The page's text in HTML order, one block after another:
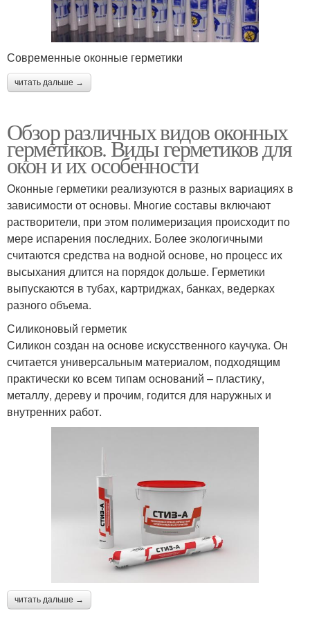
Современные оконные герметики
читать дальше →
Обзор различных видов оконных
герметиков. Виды герметиков для
окон и их особенности
Оконные герметики реализуются в разных вариациях в
зависимости от основы. Многие составы включают
растворители, при этом полимеризация происходит по
мере испарения последних. Более экологичными
считаются средства на водной основе, но процесс их
высыхания длится на порядок дольше. Герметики
выпускаются в тубах, картриджах, банках, ведерках
разного объема.
Силиконовый герметик
Силикон создан на основе искусственного каучука. Он
считается универсальным материалом, подходящим
практически ко всем типам оснований – пластику,
металлу, дереву и прочим, годится для наружных и
внутренних работ.
читать дальше →